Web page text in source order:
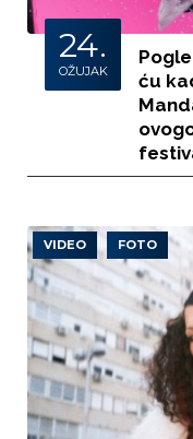
24.
OŽUJAK
ću
VIDEO FOTO